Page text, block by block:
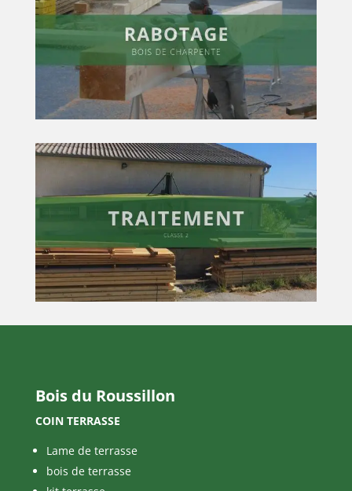
Bois du Roussillon
COIN TERRASSE
Lame de terrasse
bois de terrasse